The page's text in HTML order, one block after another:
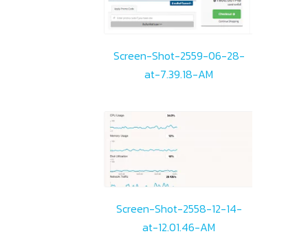
Screen-Shot-2559-06-28-
at-7.39.18-AM
Screen-Shot-2558-12-14-
at-12.01.46-AM